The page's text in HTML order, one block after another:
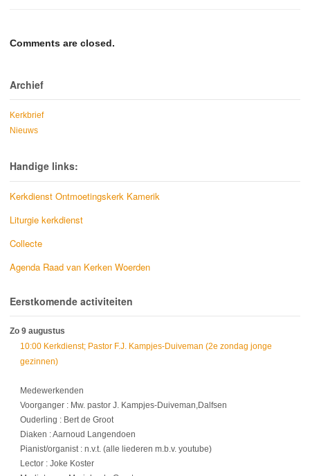
Comments are closed.
Archief
Kerkbrief
Nieuws
Handige links:
Kerkdienst Ontmoetingskerk Kamerik
Liturgie kerkdienst
Collecte
Agenda Raad van Kerken Woerden
Eerstkomende activiteiten
Zo 9 augustus
10:00 Kerkdienst; Pastor F.J. Kampjes-Duiveman (2e zondag jonge
gezinnen)
Medewerkenden
Voorganger : Mw. pastor J. Kampjes-Duiveman,Dalfsen
Ouderling : Bert de Groot
Diaken : Aarnoud Langendoen
Pianist/organist : n.v.t. (alle liederen m.b.v. youtube)
Lector : Joke Koster